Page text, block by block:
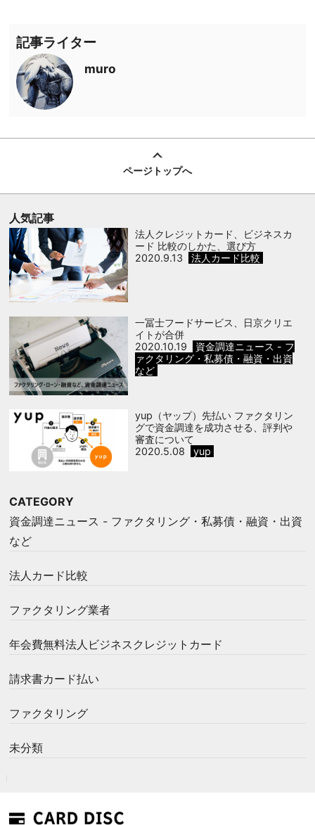
記事ライター
muro
ページトップへ
人気記事
法人クレジットカード、ビジネスカ
ード 比較のしかた、選び方
2020.9.13
法人カード比較
一冨士フードサービス、日京クリエ
イトが合併
2020.10.19
資金調達ニュース - フ
ァクタリング・私募債・融資・出資
など
yup（ヤップ）先払い ファクタリン
グで資金調達を成功させる、評判や
審査について
2020.5.08
yup
CATEGORY
資金調達ニュース - ファクタリング・私募債・融資・出資
など
法人カード比較
ファクタリング業者
年会費無料法人ビジネスクレジットカード
請求書カード払い
ファクタリング
未分類